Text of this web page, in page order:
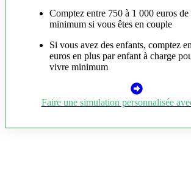
Comptez entre 750 à 1 000 euros
minimum si vous êtes en couple
Si vous avez des enfants, comptez
euros en plus par enfant à charge
vivre minimum
Faire une simulation personnalisée